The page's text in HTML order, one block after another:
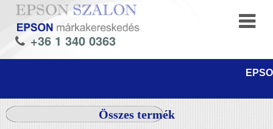
+36 1 340 0363
Összes termék